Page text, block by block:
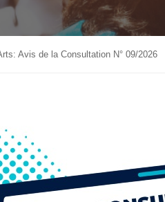
Avis de la Consultation N° 09/2026